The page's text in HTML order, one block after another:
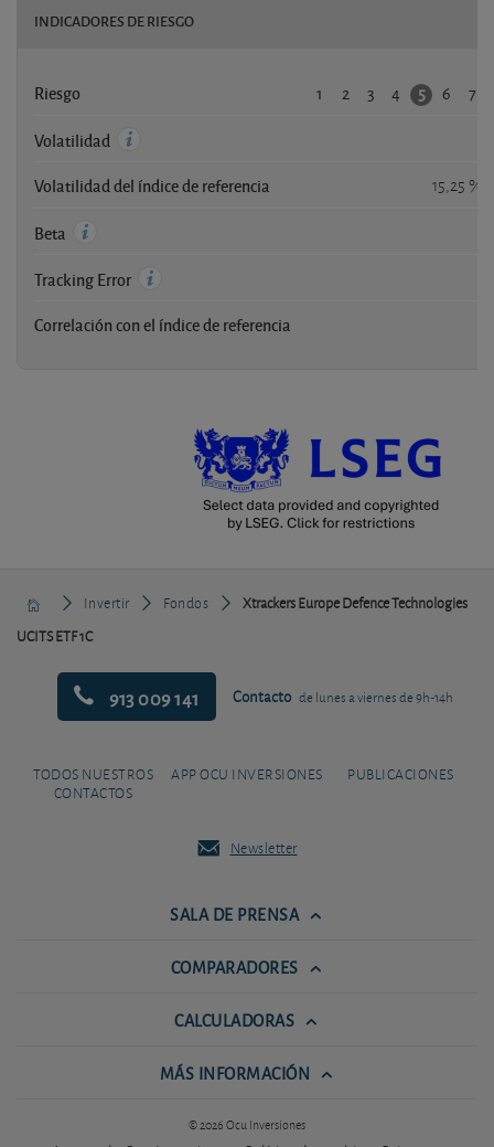
INDICADORES DE RIESGO
Riesgo 1 2 3 4 5 6 7
Volatilidad
Volatilidad del índice de referencia 15,25 %
Beta
Tracking Error
Correlación con el índice de referencia
Invertir Fondos
Xtrackers Europe Defence Technologies
UCITS ETF 1C
913 009 141 Contacto de lunes a viernes de 9h-14h
TODOS NUESTROS
CONTACTOS
APP OCU INVERSIONES PUBLICACIONES
Newsletter
SALA DE PRENSA
COMPARADORES
CALCULADORAS
MÁS INFORMACIÓN
© 2026 Ocu Inversiones